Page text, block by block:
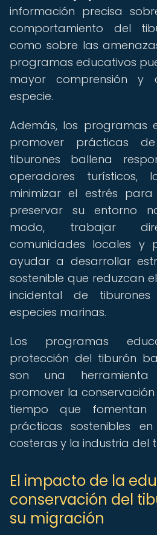
información precisa
comportamiento del
como sobre las
programas educativos
mayor comprensión y
especie.
Además, los programas
promover prácticas
tiburones ballena
operadores
minimizar el estrés
preservar su entorno
modo, trabajar
comunidades locales y
ayudar a desarrollar
sostenible que reduzcan
incidental de
especies marinas.
Los programas
protección del tiburón
son una
promover la
tiempo que
prácticas sostenibles
costeras y la industria del
El impacto de la
conservación del
su migración